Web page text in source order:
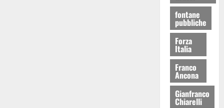
fontane
pubbliche
Forza
Italia
Franco
Ancona
Gianfranco
Chiarelli